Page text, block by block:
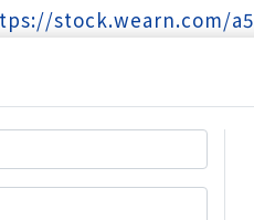
stock.wearn.com/
，最吸睛的莫過於電子股
搶近百萬張，光是買超金
電路板（PCB）與ABF載
，華通
道十足，雙雙被砸下重金
法人的購物車裡，顯見科